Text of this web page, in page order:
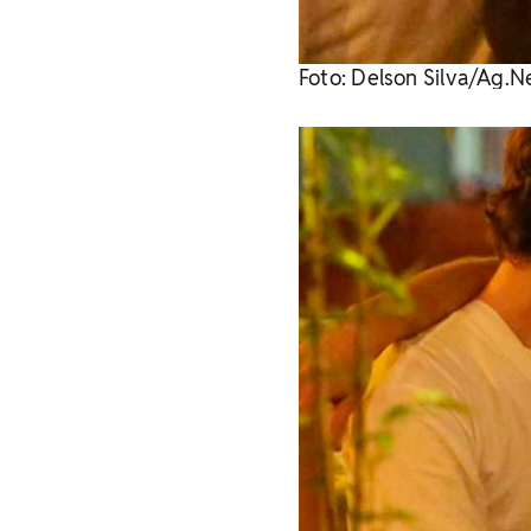
Foto: Delson Silva/